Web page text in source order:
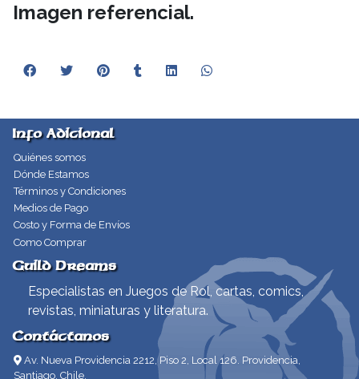
Imagen referencial.
Info Adicional
Quiénes somos
Dónde Estamos
Términos y Condiciones
Medios de Pago
Costo y Forma de Envíos
Como Comprar
Guild Dreams
Especialistas en Juegos de Rol, cartas, comics,
revistas, miniaturas y literatura.
Contáctanos
Av. Nueva Providencia 2212, Piso 2, Local 126. Providencia,
Santiago, Chile.